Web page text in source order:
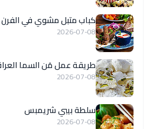
كباب متبل مشوي في الفرن
2026-07-08
طريقة عمل مَن السما العراقي
2026-07-08
سلطة بيبي شريمبس
2026-07-08